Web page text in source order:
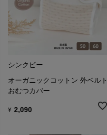
シンクビー
オーガニックコットン 外ベルト
おむつカバー
¥ 2,090